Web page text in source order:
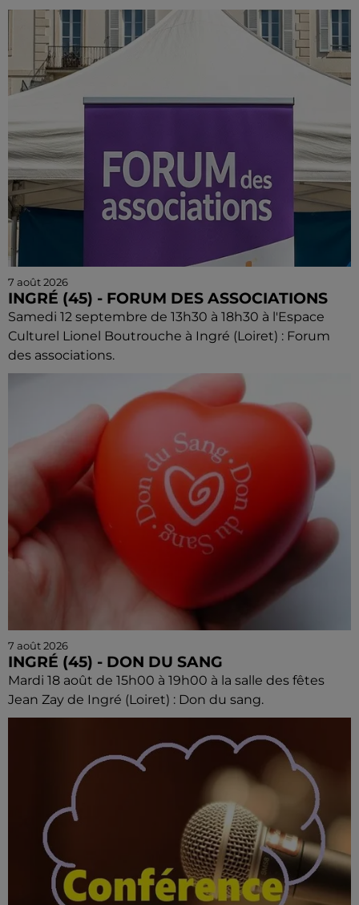
7 août 2026
INGRÉ (45) - FORUM DES ASSOCIATIONS
Samedi 12 septembre de 13h30 à 18h30 à l'Espace
Culturel Lionel Boutrouche à Ingré (Loiret) : Forum
des associations.
7 août 2026
INGRÉ (45) - DON DU SANG
Mardi 18 août de 15h00 à 19h00 à la salle des fêtes
Jean Zay de Ingré (Loiret) : Don du sang.